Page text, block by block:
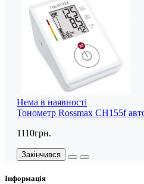
Нема в наявності
Тонометр Rossmax CH155f
1110грн.
Закінчився
Інформація